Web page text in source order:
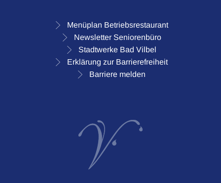
Menüplan Betriebsrestaurant
Newsletter Seniorenbüro
Stadtwerke Bad Vilbel
Erklärung zur Barrierefreiheit
Barriere melden